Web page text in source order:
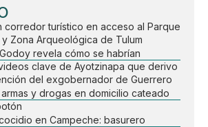
corredor turístico en acceso al Parque
Zona Arqueológica de Tulum
revela cómo se habrían
clave de Ayotzinapa que derivo
del exgobernador de Guerrero
y drogas en domicilio cateado
en Campeche: basurero